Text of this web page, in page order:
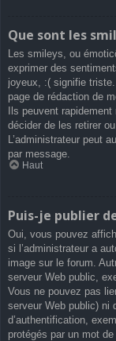
Que sont les
Les smileys, ou
exprimer des
joyeux, :( signifie
page de rédaction de
Ils peuvent
décider de les retirer
L’administrateur peut
par message.
Haut
Puis-je publier
Oui, vous pouvez
si l’administrateur a
image sur le forum.
serveur Web public,
Vous ne pouvez pas
serveur Web public) ni
d’authentification,
protégés par un mot